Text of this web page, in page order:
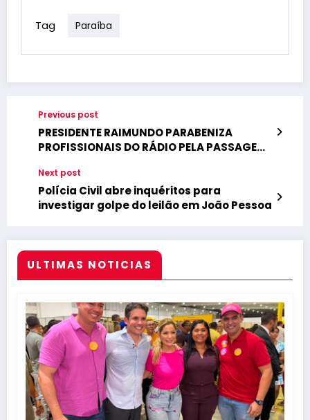
Tag Paraíba
Previous post
PRESIDENTE RAIMUNDO PARABENIZA
PROFISSIONAIS DO RÁDIO PELA PASSAGEM
Next post
Polícia Civil abre inquéritos para
investigar golpe do leilão em João Pessoa
ULTIMAS NOTICIAS